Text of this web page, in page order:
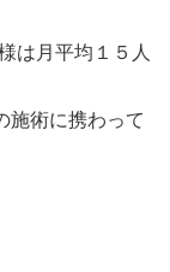
は月平均１５人
施術に携わって